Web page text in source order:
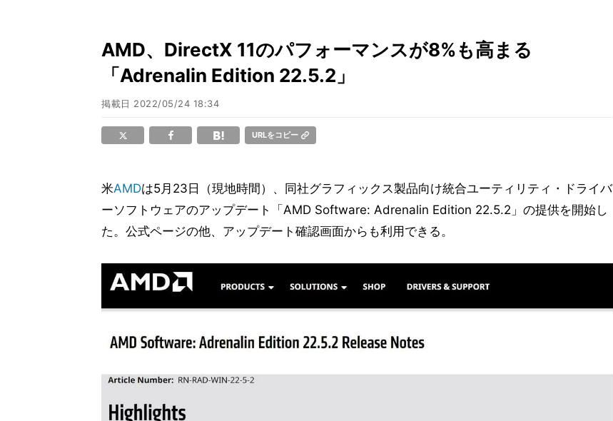
AMD、DirectX 11のパフォーマンスが8%も高まる
「Adrenalin Edition 22.5.2」
掲載日 2022/05/24 18:34
URLをコピー
米AMDは5月23日（現地時間）、同社グラフィックス製品向け統合ユーティリティ・ドライバ
ーソフトウェアのアップデート「AMD Software: Adrenalin Edition 22.5.2」の提供を開始し
た。公式ページの他、アップデート確認画面からも利用できる。